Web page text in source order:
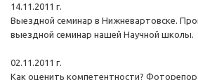
14.11.2011 г.
Выездной семинар в Нижневартовске.
выездной семинар нашей Научной школы.
02.11.2011 г.
Как оценить компетентности?